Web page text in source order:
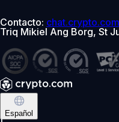
Contacto: chat.crypto.com
Triq Mikiel Ang Borg, St
Español